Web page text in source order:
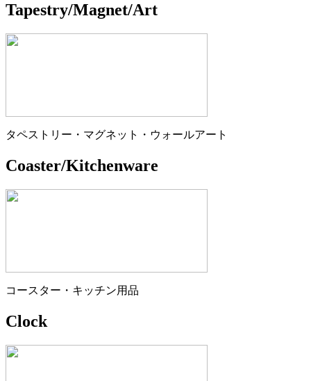
Tapestry/Magnet/Art
タペストリー・マグネット・ウォールアート
Coaster/Kitchenware
コースター・キッチン用品
Clock